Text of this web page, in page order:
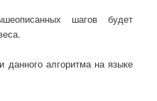
шагов будет
данного алгоритма на языке